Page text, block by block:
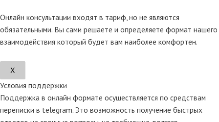
Онлайн консультации входят в тариф, но не являются
обязательными. Вы сами решаете и определяете формат нашего
взаимодействия который будет вам наиболее комфортен.
Х
Условия поддержки
Поддержка в онлайн формате осуществляется по средствам
переписки в telegram. Это возможность получение быстрых